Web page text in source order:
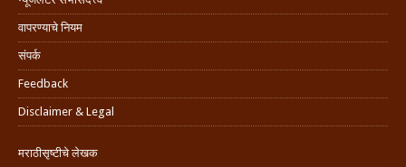
वापरण्याचे नियम
संपर्क
Feedback
Disclaimer & Legal
मराठीसृष्टीचे लेखक